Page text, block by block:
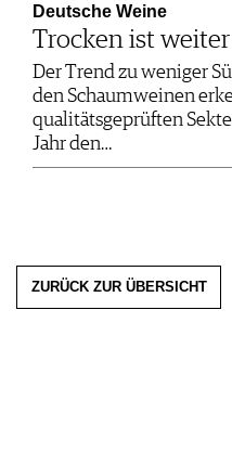
Deutsche Weine
Trocken ist
Der Trend zu weniger
den Schaumweinen
qualitätsgeprüften
Jahr den…
ZURÜCK ZUR ÜBERSICHT